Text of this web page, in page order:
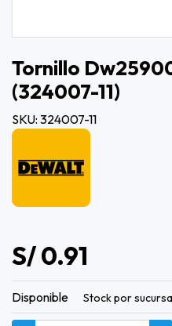
Tornillo
(324007-11)
SKU: 324007-11
S/ 0.91
Disponible Stock por